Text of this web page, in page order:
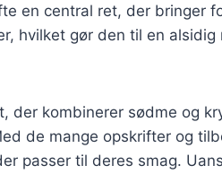
en central ret, der bringer
hvilket gør den til en alsidig
der kombinerer sødme og
de mange opskrifter og
passer til deres smag.